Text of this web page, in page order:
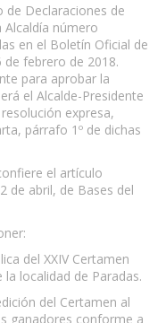
de Declaraciones de
número
en el Boletín Oficial de
de febrero de 2018.
para aprobar la
el Alcalde-Presidente
expresa,
párrafo 1º de dichas
el artículo
de abril, de Bases del
del XXIV Certamen
localidad de Paradas.
del Certamen al
ganadores conforme a